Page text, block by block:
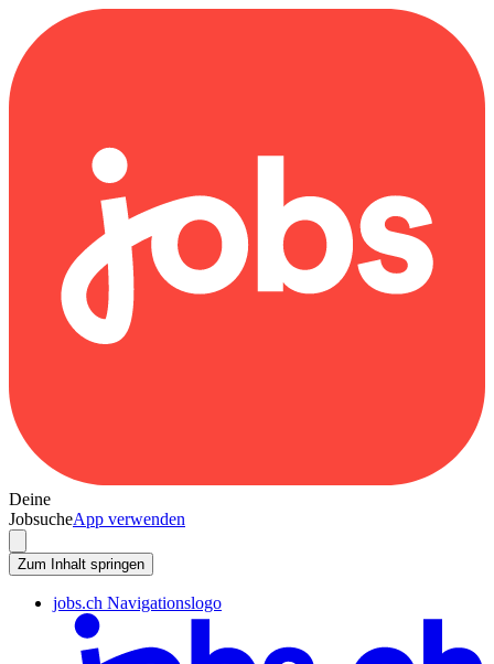
Deine
JobsucheApp verwenden
Zum Inhalt springen
jobs.ch Navigationslogo